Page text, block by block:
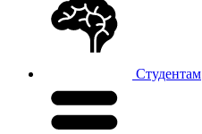
Студентам